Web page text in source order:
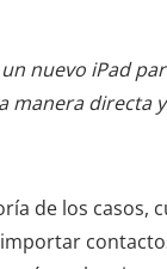
un nuevo iPad
manera directa
de los casos,